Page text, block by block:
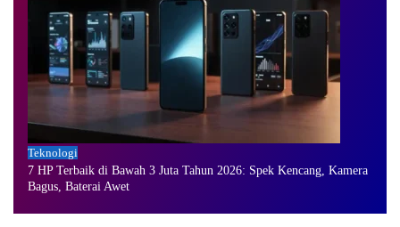
Teknologi
7 HP Terbaik di Bawah 3 Juta Tahun 2026: Spek Kencang, Kamera
Bagus, Baterai Awet